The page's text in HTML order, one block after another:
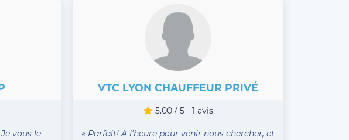
vous le
VTC LYON CHAUFFEUR PRIVÉ
5.00 / 5 - 1 avis
« Parfait! A l'heure pour venir nous chercher, et